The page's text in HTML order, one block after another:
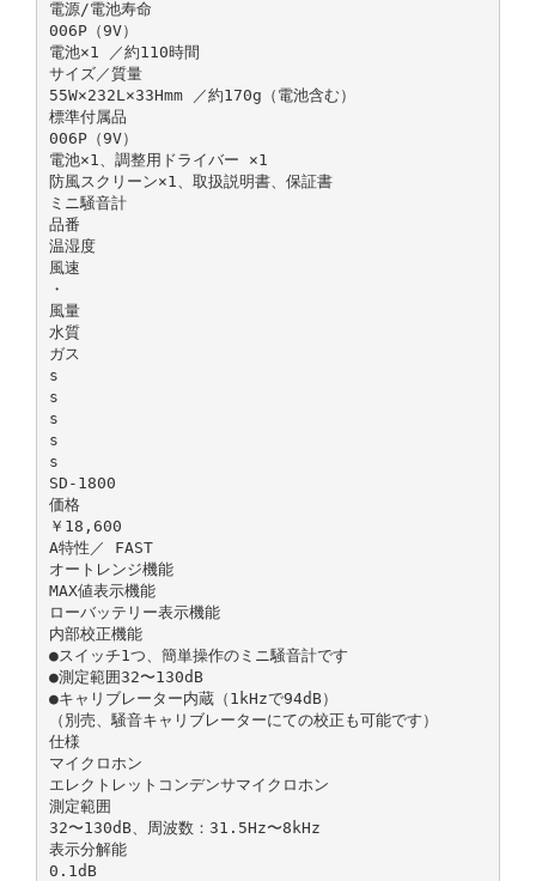
電源/電池寿命
006P（9V）
電池×1 ／約110時間
サイズ／質量
55W×232L×33Hmm ／約170g（電池含む）
標準付属品
006P（9V）
電池×1、調整用ドライバー ×1
防風スクリーン×1、取扱説明書、保証書
ミニ騒音計
品番
温湿度
風速
・
風量
水質
ガス
s
s
s
s
s
SD-1800
価格
￥18,600
A特性／ FAST
オートレンジ機能
MAX値表示機能
ローバッテリー表示機能
内部校正機能
●スイッチ1つ、簡単操作のミニ騒音計です
●測定範囲32〜130dB
●キャリブレーター内蔵（1kHzで94dB）
（別売、騒音キャリブレーターにての校正も可能です）
仕様
マイクロホン
エレクトレットコンデンサマイクロホン
測定範囲
32〜130dB、周波数：31.5Hz〜8kHz
表示分解能
0.1dB